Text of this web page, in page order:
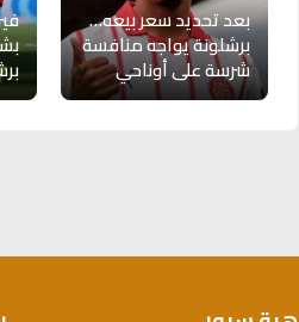
بعد تحديد سعر بيعه…
برشلونة يواجه منافسة
شرسة على أوناحي